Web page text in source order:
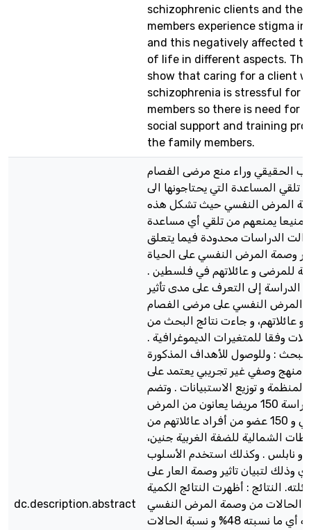
schizophrenic clients and
members experience stigma
and this negatively affected
of life in different aspects.
show that caring for a client
schizophrenia is stressful for
members so there is need for
social support and training
the family members.
dc.description.abstract
الحقيقي وراء منع مرضى الفصام
تلقي المساعدة التي يحتاجونها الى
المرض النفسي حيث تشكل هذه
منيعا يمنعهم من تلقي أي مساعدة
زالت الدراسات محدودة فيما يتعلق
وصمة المرض النفسي على الحياة
للمرضى و عائلاتهم في فلسطين .
الدراسة إلى التعرف على مدى تأثير
المرض النفسي على مرضى الفصام
عائلاتهم، و جاءت نتائج البحث من
وفقا للمتغيرات الديموغرافية .
: وللوصول للأهداف المذكورة
منهج وصفي غير تجريبي يعتمد على
المنظمة و توزيع الاستبيانات . وتضم
عينات الدراسة 150 مريضا يعانون من المرض
النفسي و 150 عضو من أفراد عائلاتهم من
الشمالية للضفة الغربية جنين،
و نابلس . وكذلك استخدم الأسلوب
وذلك لتبيان تاثير وصمة العار على
النتائج : أظهرت النتائج الكمية
الحالات من وصمة المرض النفسي
كانت متوسطة أي ما نسبته 48% و نسبة الحالات